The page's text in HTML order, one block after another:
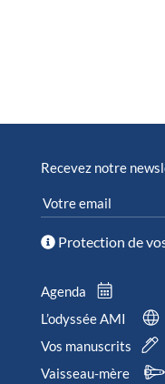
Recevez notre
Protection de
Agenda
L’odyssée AMI
Vos manuscrits
Vaisseau-mère